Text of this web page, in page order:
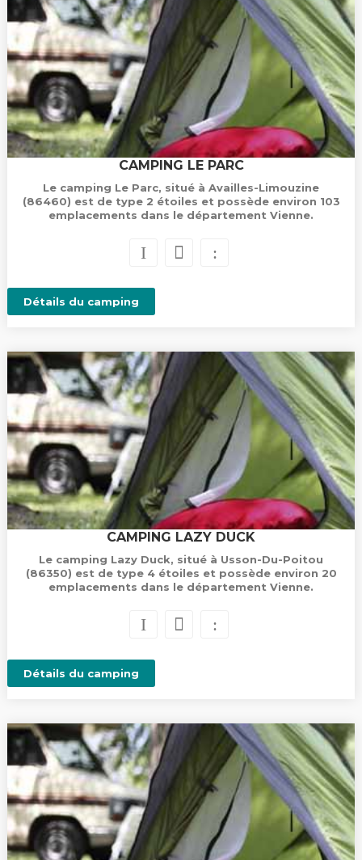
CAMPING LE PARC
Le camping Le Parc, situé à Availles-Limouzine
(86460) est de type 2 étoiles et possède environ 103
emplacements dans le département Vienne.
Détails du camping
CAMPING LAZY DUCK
Le camping Lazy Duck, situé à Usson-Du-Poitou
(86350) est de type 4 étoiles et possède environ 20
emplacements dans le département Vienne.
Détails du camping